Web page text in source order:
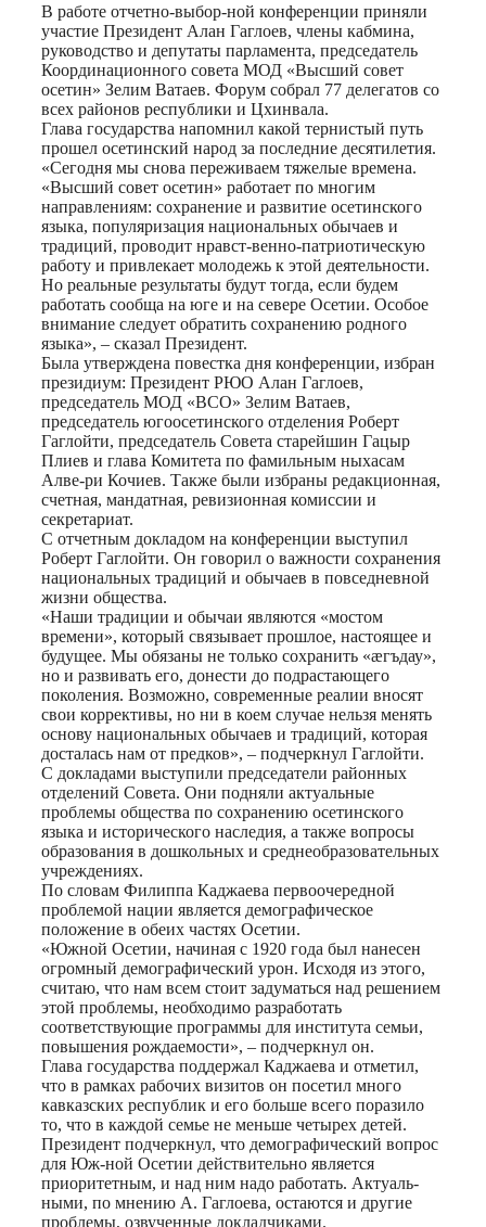
В работе отчетно-выбор-ной конференции приняли
участие Президент Алан Гаглоев, члены кабмина,
руководство и депутаты парламента, председатель
Координационного совета МОД «Высший совет
осетин» Зелим Ватаев. Форум собрал 77 делегатов со
всех районов республики и Цхинвала.
Глава государства напомнил какой тернистый путь
прошел осетинский народ за последние десятилетия.
«Сегодня мы снова переживаем тяжелые времена.
«Высший совет осетин» работает по многим
направлениям: сохранение и развитие осетинского
языка, популяризация национальных обычаев и
традиций, проводит нравст-венно-патриотическую
работу и привлекает молодежь к этой деятельности.
Но реальные результаты будут тогда, если будем
работать сообща на юге и на севере Осетии. Особое
внимание следует обратить сохранению родного
языка», – сказал Президент.
Была утверждена повестка дня конференции, избран
президиум: Президент РЮО Алан Гаглоев,
председатель МОД «ВСО» Зелим Ватаев,
председатель югоосетинского отделения Роберт
Гаглойти, председатель Совета старейшин Гацыр
Плиев и глава Комитета по фамильным ныхасам
Алве-ри Кочиев. Также были избраны редакционная,
счетная, мандатная, ревизионная комиссии и
секретариат.
С отчетным докладом на конференции выступил
Роберт Гаглойти. Он говорил о важности сохранения
национальных традиций и обычаев в повседневной
жизни общества.
«Наши традиции и обычаи являются «мостом
времени», который связывает прошлое, настоящее и
будущее. Мы обязаны не только сохранить «æгъдау»,
но и развивать его, донести до подрастающего
поколения. Возможно, современные реалии вносят
свои коррективы, но ни в коем случае нельзя менять
основу национальных обычаев и традиций, которая
досталась нам от предков», – подчеркнул Гаглойти.
С докладами выступили председатели районных
отделений Совета. Они подняли актуальные
проблемы общества по сохранению осетинского
языка и исторического наследия, а также вопросы
образования в дошкольных и среднеобразовательных
учреждениях.
По словам Филиппа Каджаева первоочередной
проблемой нации является демографическое
положение в обеих частях Осетии.
«Южной Осетии, начиная с 1920 года был нанесен
огромный демографический урон. Исходя из этого,
считаю, что нам всем стоит задуматься над решением
этой проблемы, необходимо разработать
соответствующие программы для института семьи,
повышения рождаемости», – подчеркнул он.
Глава государства поддержал Каджаева и отметил,
что в рамках рабочих визитов он посетил много
кавказских республик и его больше всего поразило
то, что в каждой семье не меньше четырех детей.
Президент подчеркнул, что демографический вопрос
для Юж-ной Осетии действительно является
приоритетным, и над ним надо работать. Актуаль-
ными, по мнению А. Гаглоева, остаются и другие
проблемы, озвученные докладчиками.